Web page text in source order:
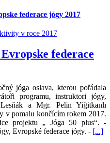
federace jógy 2017
v roce 2017
federace
jóga oslava, kterou pořádala
programu, instruktori jógy,
a Mgr. Pelin Yiğitkanlı
v pomalu končícím rokem 2017.
projektu „ Jóga 50 plus“. -
Evropské federace jógy. - [...]